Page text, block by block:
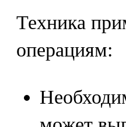
Техника
операциям: